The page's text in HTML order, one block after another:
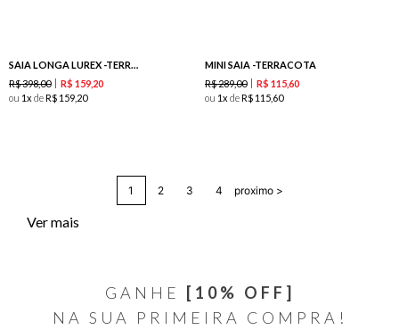
SAIA LONGA LUREX -TERRACOTA
R$398,00 R$ 159 20
ou 1 deR$ 159 20
MINI SAIA -TERRACOTA
R$289,00 R$ 11560
ou 1 deR$ 115 60
1 2 3 4 proximo >
Ver mais
GANHE
[10% OFF]
NA SUA PRIMEIRA COMPRA!